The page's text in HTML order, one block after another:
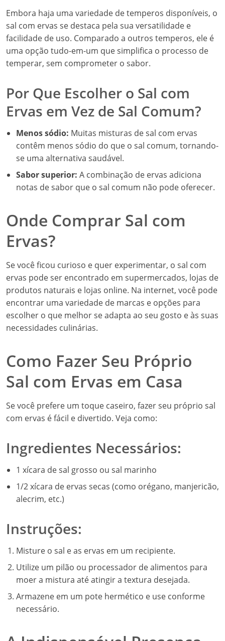
Embora haja uma variedade de temperos disponíveis, o
sal com ervas se destaca pela sua versatilidade e
facilidade de uso. Comparado a outros temperos, ele é
uma opção tudo-em-um que simplifica o processo de
temperar, sem comprometer o sabor.
Por Que Escolher o Sal com
Ervas em Vez de Sal Comum?
Menos sódio: Muitas misturas de sal com ervas
contêm menos sódio do que o sal comum, tornando-
se uma alternativa saudável.
Sabor superior: A combinação de ervas adiciona
notas de sabor que o sal comum não pode oferecer.
Onde Comprar Sal com
Ervas?
Se você ficou curioso e quer experimentar, o sal com
ervas pode ser encontrado em supermercados, lojas de
produtos naturais e lojas online. Na internet, você pode
encontrar uma variedade de marcas e opções para
escolher o que melhor se adapta ao seu gosto e às suas
necessidades culinárias.
Como Fazer Seu Próprio
Sal com Ervas em Casa
Se você prefere um toque caseiro, fazer seu próprio sal
com ervas é fácil e divertido. Veja como:
Ingredientes Necessários:
1 xícara de sal grosso ou sal marinho
1/2 xícara de ervas secas (como orégano, manjericão,
alecrim, etc.)
Instruções:
Misture o sal e as ervas em um recipiente.
Utilize um pilão ou processador de alimentos para
moer a mistura até atingir a textura desejada.
Armazene em um pote hermético e use conforme
necessário.